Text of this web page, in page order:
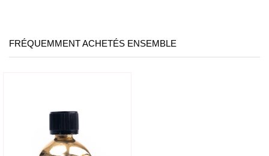
FRÉQUEMMENT ACHETÉS ENSEMBLE